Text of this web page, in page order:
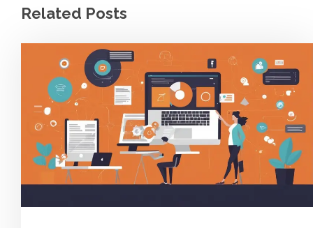
Related Posts